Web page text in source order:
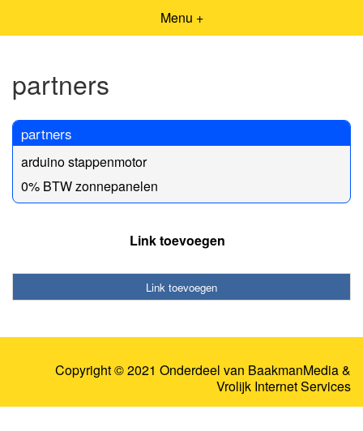
Menu +
partners
partners
arduino stappenmotor
0% BTW zonnepanelen
Link toevoegen
Link toevoegen
Copyright © 2021 Onderdeel van BaakmanMedia&
Vrolijk Internet Services